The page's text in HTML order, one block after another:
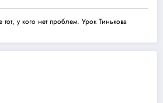
у кого нет проблем. Урок Тинькова